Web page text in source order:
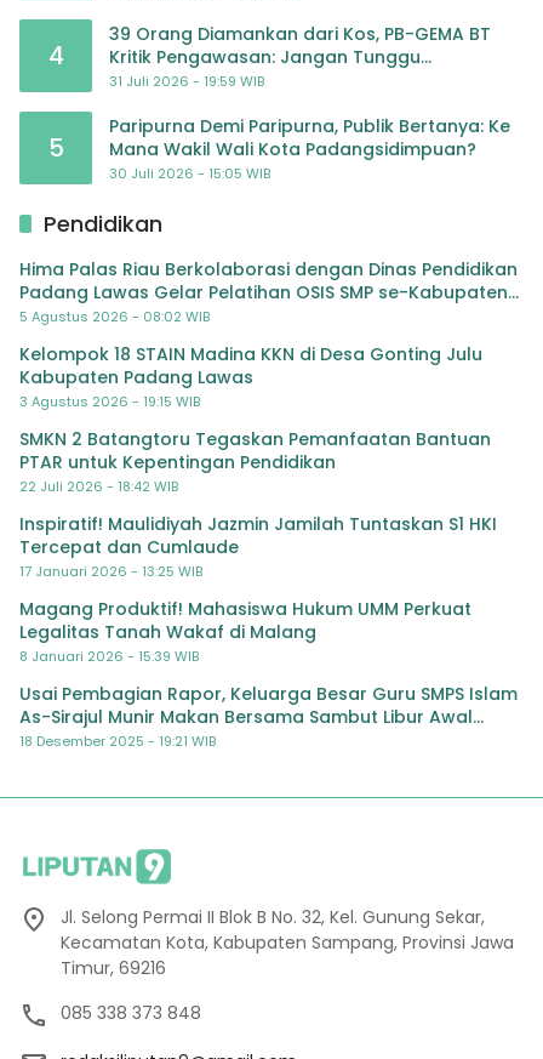
4
39 Orang Diamankan dari Kos, PB-GEMA BT
Kritik Pengawasan: Jangan Tunggu
Masyarakat Bergerak Baru Negara Bertindak
31 Juli 2026 - 19:59 WIB
5
Paripurna Demi Paripurna, Publik Bertanya: Ke
Mana Wakil Wali Kota Padangsidimpuan?
30 Juli 2026 - 15:05 WIB
Pendidikan
Hima Palas Riau Berkolaborasi dengan Dinas Pendidikan
Padang Lawas Gelar Pelatihan OSIS SMP se-Kabupaten
Padang Lawas
5 Agustus 2026 - 08:02 WIB
Kelompok 18 STAIN Madina KKN di Desa Gonting Julu
Kabupaten Padang Lawas
3 Agustus 2026 - 19:15 WIB
SMKN 2 Batangtoru Tegaskan Pemanfaatan Bantuan
PTAR untuk Kepentingan Pendidikan
22 Juli 2026 - 18:42 WIB
Inspiratif! Maulidiyah Jazmin Jamilah Tuntaskan S1 HKI
Tercepat dan Cumlaude
17 Januari 2026 - 13:25 WIB
Magang Produktif! Mahasiswa Hukum UMM Perkuat
Legalitas Tanah Wakaf di Malang
8 Januari 2026 - 15:39 WIB
Usai Pembagian Rapor, Keluarga Besar Guru SMPS Islam
As-Sirajul Munir Makan Bersama Sambut Libur Awal
Semester
18 Desember 2025 - 19:21 WIB
Jl. Selong Permai II Blok B No. 32, Kel. Gunung Sekar,
Kecamatan Kota, Kabupaten Sampang, Provinsi Jawa
Timur, 69216
085 338 373 848